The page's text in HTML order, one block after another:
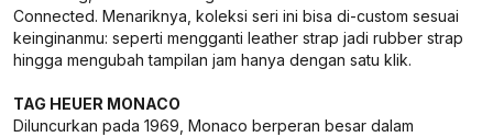
Connected. Menariknya, koleksi seri ini bisa di-custom sesuai
keinginanmu: seperti mengganti leather strap jadi rubber strap
hingga mengubah tampilan jam hanya dengan satu klik.
TAG HEUER MONACO
Diluncurkan pada 1969, Monaco berperan besar dalam